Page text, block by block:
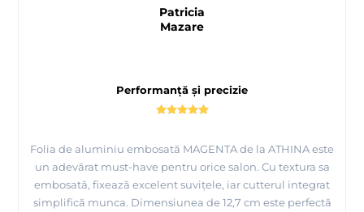
Performanță și precizie
Folia de aluminiu embosată MAGENTA de la ATHINA este
un adevărat must-have pentru orice salon. Cu textura sa
embosată, fixează excelent suvițele, iar cutterul integrat
simplifică munca. Dimensiunea de 12,7 cm este perfectă
Patricia
Mazare